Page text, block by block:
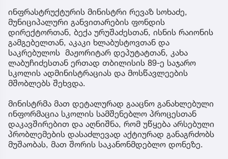
ინფრასტრუქტურის მინისტრი რევაზ სოხაძე,
მუნიციპალური განვითარების ფონდის
დირექტორთან, ბექა ურუშაძესთან, ისნის რაიონის
გამგებელთან, აკაკი ხლაბუსტოვთან და
საკრებულოს მაჟორიტარ დეპუტატთან, კახა
ლაბუჩიძესთან ერთად თბილისის 89-ე საჯარო
სკოლის ადმინისტრაციას და მოსწავლეების
მშობლებს შეხვდა.
მინისტრმა მათ დეტალურად გააცნო განახლებული
ინფორმაცია სკოლის სამშენებლო პროცესთან
დაკავშირებით და აღნიშნა, რომ უწყება არსებული
პრობლემების დასაძლევად აქტიურად განაგრძობს
მუშაობას, მათ შორის საკანონმდებლო დონეზე.